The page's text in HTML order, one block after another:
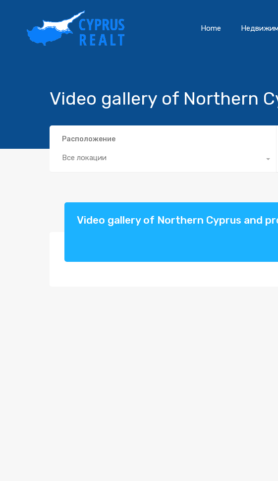
Home
Video gallery of Northern
Расположение
Все локации
Video gallery of Northern Cyprus and